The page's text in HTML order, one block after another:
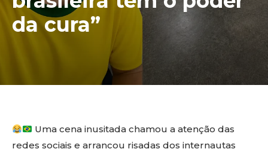
da cura”
Uma cena inusitada chamou a atenção das
redes sociais e arrancou risadas dos internautas